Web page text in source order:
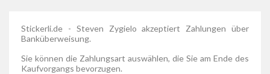
Stickerli.de - Steven Zygielo akzeptiert Zahlungen über
Banküberweisung.
Sie können die Zahlungsart auswählen, die Sie am Ende des
Kaufvorgangs bevorzugen.